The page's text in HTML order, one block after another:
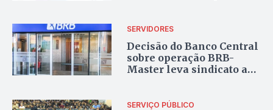
SERVIDORES
Decisão do Banco Central
sobre operação BRB-
Master leva sindicato a
SERVIÇO PÚBLICO